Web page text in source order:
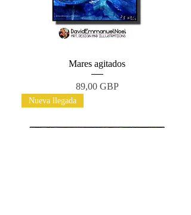
Mares agitados
Precio
89,00 GBP
Nueva llegada